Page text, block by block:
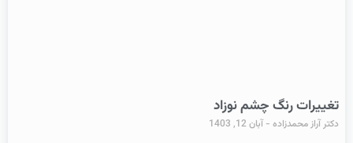
تغییرات رنگ چشم نوزاد
دکتر آراز محمدزاده آبان 12, 1403